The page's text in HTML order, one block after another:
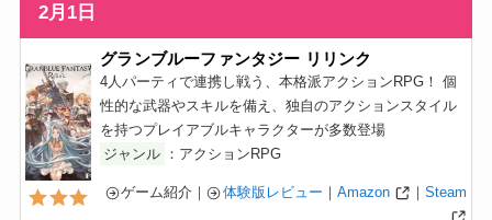
2月1日
グランブルーファンタジー リリンク
4人パーティで連携し戦う、本格派アクションRPG！ 個
性的な武器やスキルを備え、独自のアクションスタイル
を持つプレイアブルキャラクターが多数登場
ジャンル ：アクションRPG
ゲーム紹介｜ 体験版レビュー ｜ Amazon ｜Steam